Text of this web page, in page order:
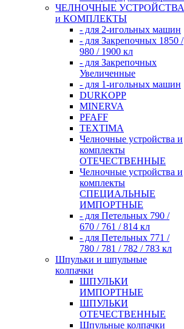
ЧЕЛНОЧНЫЕ УСТРОЙСТВА
и КОМПЛЕКТЫ
- для 2-игольных машин
- для Закрепочных 1850 /
980 / 1900 кл
- для Закрепочных
Увеличенные
- для 1-игольных машин
DURKOPP
MINERVA
PFAFF
TEXTIMA
Челночные устройства и
комплекты
ОТЕЧЕСТВЕННЫЕ
Челночные устройства и
комплекты
СПЕЦИАЛЬНЫЕ
ИМПОРТНЫЕ
- для Петельных 790 /
670 / 761 / 814 кл
- для Петельных 771 /
780 / 781 / 782 / 783 кл
Шпульки и шпульные
колпачки
ШПУЛЬКИ
ИМПОРТНЫЕ
ШПУЛЬКИ
ОТЕЧЕСТВЕННЫЕ
Шпульные колпачки